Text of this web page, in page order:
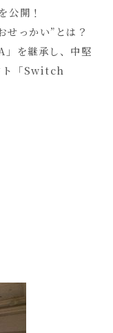
公開！
っかい”とは？
を継承し、中堅
ト「Switch